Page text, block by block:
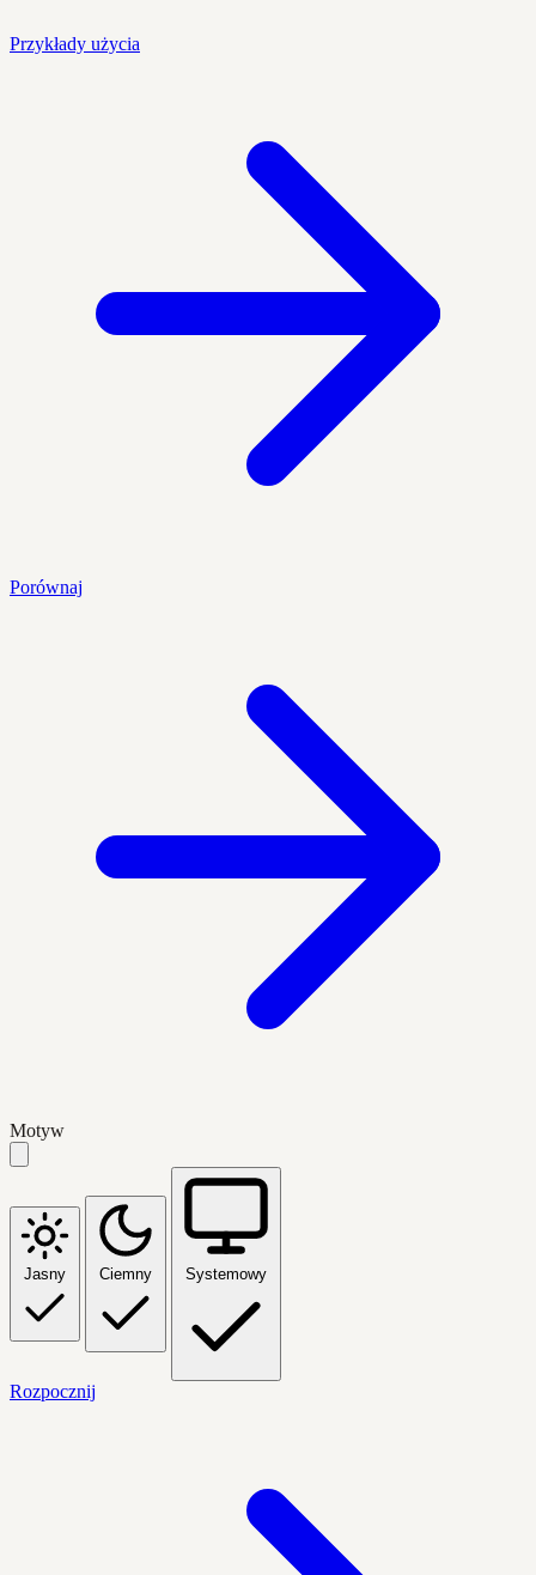
Przykłady użycia
Porównaj
Motyw
Jasny Ciemny Systemowy
Rozpocznij